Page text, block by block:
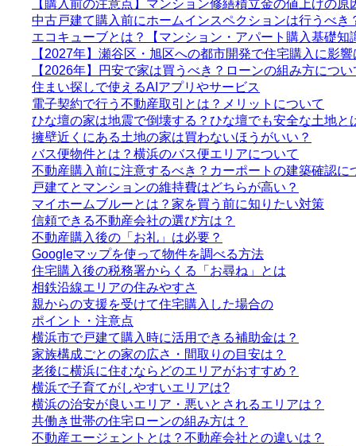
【購入前の注意点】マンション修繕積立金の値上げの原
中古戸建て購入前にホームインスペクションは行うべき
エコキューブとは？【マンション・アパート購入基礎知
【2027年】瀬谷区・旭区への都市開発で住宅購入に影響
【2026年】円安で家は買うべき？ローンの組み方につい
住まい探しで使えるAIアプリやサービス
電子契約で行う不動産取引とは？メリットについて
ひな壇の家は地震で倒壊する？ひな壇でも安全な土地と
擁壁近くにある土地の家は買わないほうがいい？
バス便物件とは？横浜のバス便エリアについて
不動産購入前に注意するべき？カーポートの建築確認に
戸建てとマンションの維持費はどちらが高い？
マイホームブルーとは？家を買う前に知りたい対策
信頼できる不動産会社の選び方は？
不動産購入後の「お礼」は必要？
Googleマップを使って物件を調べる方法
住宅購入後の税務署からくる「お尋ね」とは
相鉄沿線エリアの住みやすさ
親からの支援を受けて住宅購入した場合の
ポイント・注意点
横浜市で戸建て購入時に活用できる補助金は？
家族構成ごとの家の広さ・間取りの目安は？
老後に横浜に住むならどのエリアがおすすめ？
横浜で子育てがしやすいエリアは?
横浜の治安が良いエリア・悪いとされるエリアは？
共働き世帯の住宅ローンの組み方は？
不動産エージェントとは？不動産会社との違いは？